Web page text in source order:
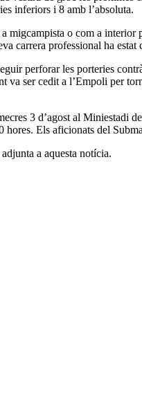
inferiors i 8 amb l’absoluta.
o com a interior
carrera professional ha
perforar les porteries
ser cedit a l’Empoli per
3 d’agost al Miniestadi
hores. Els aficionats del
a aquesta notícia.